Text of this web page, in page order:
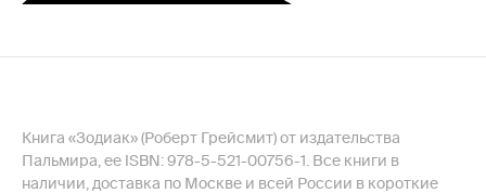
Книга «Зодиак» (Роберт Грейсмит) от издательства
Пальмира, ее ISBN: 978-5-521-00756-1. Все книги в
наличии, доставка по Москве и всей России в короткие